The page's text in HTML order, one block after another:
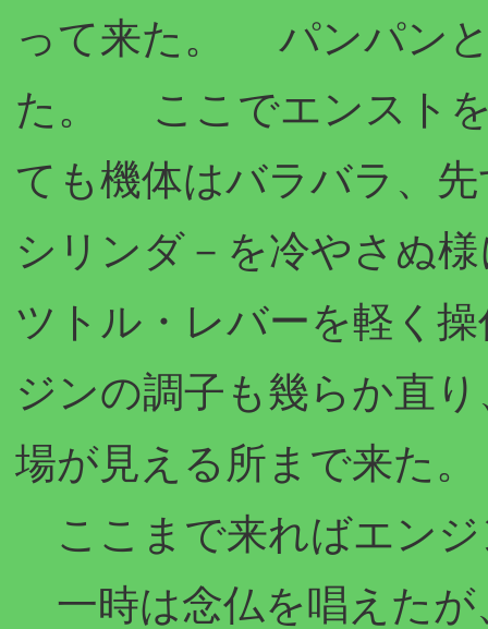
って来た。 パンパン
た。 ここでエンストを
ても機体はバラバラ、
シリンダ－を冷やさぬ
ツトル・レバーを軽く
ジンの調子も幾らか直
場が見える所まで来た。
ここまで来ればエン
一時は念仏を唱えたが